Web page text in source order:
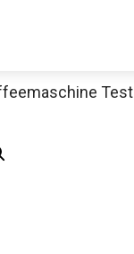
Test